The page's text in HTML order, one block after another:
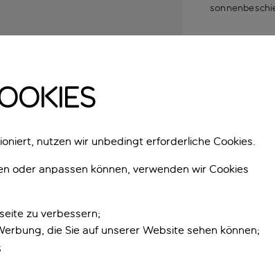
nutzen wir unbedingt erforderliche Cookies.
oder anpassen können, verwenden wir Cookies
zu verbessern;
die Sie auf unserer Website sehen können;